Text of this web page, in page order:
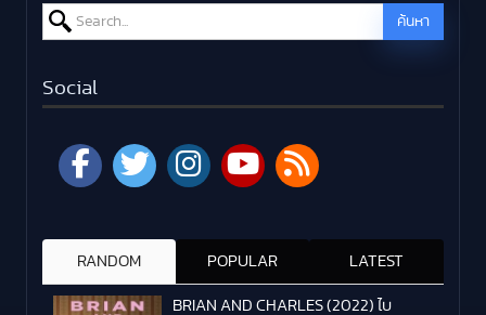
Search for: ค้นหา
Social
RANDOM POPULAR LATEST
BRIAN AND CHARLES (2022) ไบ